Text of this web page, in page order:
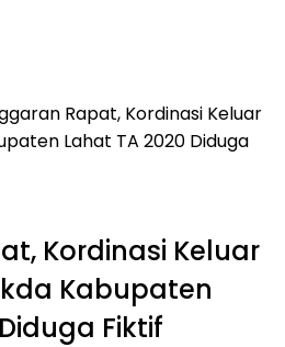
Rapat, Kordinasi Keluar
Lahat TA 2020 Diduga
Kordinasi Keluar
Kabupaten
Fiktif